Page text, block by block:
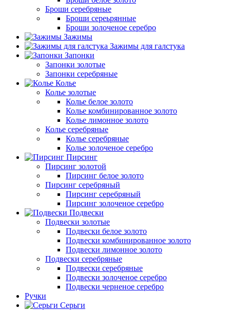
Броши серебряные
Броши сереьрянные
Броши золоченое серебро
Зажимы
Зажимы для галстука
Запонки
Запонки золотые
Запонки серебряные
Колье
Колье золотые
Колье белое золото
Колье комбинированное золото
Колье лимонное золото
Колье серебряные
Колье серебряные
Колье золоченое серебро
Пирсинг
Пирсинг золотой
Пирсинг белое золото
Пирсинг серебряный
Пирсинг серебряный
Пирсинг золоченое серебро
Подвески
Подвески золотые
Подвески белое золото
Подвески комбинированное золото
Подвески лимонное золото
Подвески серебряные
Подвески серебряные
Подвески золоченое серебро
Подвески черненое серебро
Ручки
Серьги